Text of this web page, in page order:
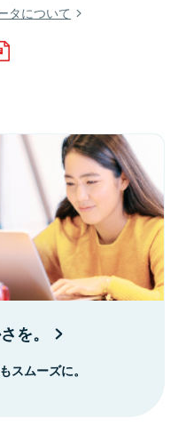
タについて
を。
スムーズに。